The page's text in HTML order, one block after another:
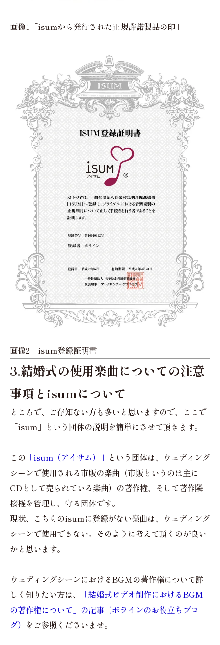
画像1「isumから発行された正規許諾製品の印」
画像2「isum登録証明書」
3.結婚式の使用楽曲についての注意
事項とisumについて
ところで、ご存知ない方も多いと思いますので、ここで
「isum」という団体の説明を簡単にさせて頂きます。
この 「isum（アイサム）」 という団体は、ウェディング
シーンで使用される市販の楽曲（市販というのは主に
CDとして売られている楽曲）の著作権、そして著作隣
接権を管理し、守る団体です。
現状、こちらのisumに登録がない楽曲は、ウェディング
シーンで使用できない。そのように考えて頂くのが良い
かと思います。
ウェディングシーンにおけるBGMの著作権について詳
しく知りたい方は、
「結婚式ビデオ制作におけるBGM
の著作権について」の記事（ポラインのお役立ちブロ
グ） をご参照くださいませ。